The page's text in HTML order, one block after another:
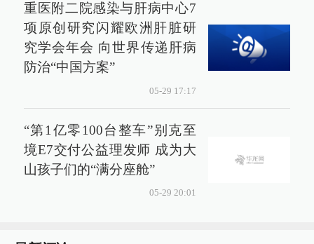
重医附二院感染与肝病中心7
项原创研究闪耀欧洲肝脏研
究学会年会 向世界传递肝病
防治“中国方案”
05-29 17:17
“第1亿零100台整车”别克至
境E7交付公益理发师 成为大
山孩子们的“满分座舱”
05-29 20:01